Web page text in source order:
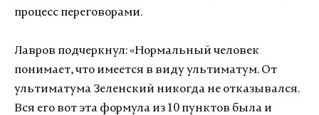
процесс переговорами.
Лавров подчеркнул: «Нормальный человек
понимает, что имеется в виду ультиматум. От
ультиматума Зеленский никогда не отказывался.
Вся его вот эта формула из 10 пунктов была и